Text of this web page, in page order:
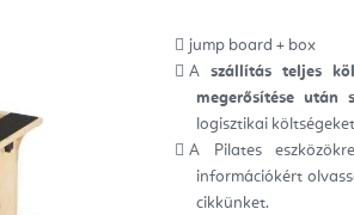
jump board + box
Aszállítás teljes
megerősítése után
logisztikai
A Pilates
információkért
cikkünket.